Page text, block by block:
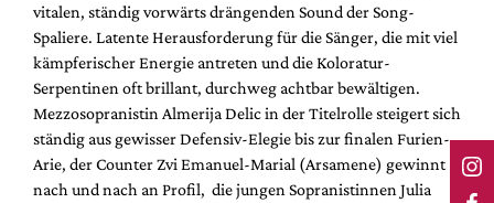
vitalen, ständig vorwärts drängenden Sound der Song-
Spaliere. Latente Herausforderung für die Sänger, die mit viel
kämpferischer Energie antreten und die Koloratur-
Serpentinen oft brillant, durchweg achtbar bewältigen.
Mezzosopranistin Almerija Delic in der Titelrolle steigert sich
ständig aus gewisser Defensiv-Elegie bis zur finalen Furien-
Arie, der Counter Zvi Emanuel-Marial (Arsamene) gewinnt
nach und nach an Profil, die jungen Sopranistinnen Julia